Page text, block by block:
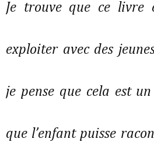
Je trouve que ce livre
exploiter avec des
je pense que cela est
que l’enfant puisse